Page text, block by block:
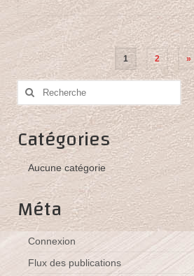
Pagination
des
publications
1 2 »
Rechercher
Catégories
Aucune catégorie
Méta
Connexion
Flux des publications